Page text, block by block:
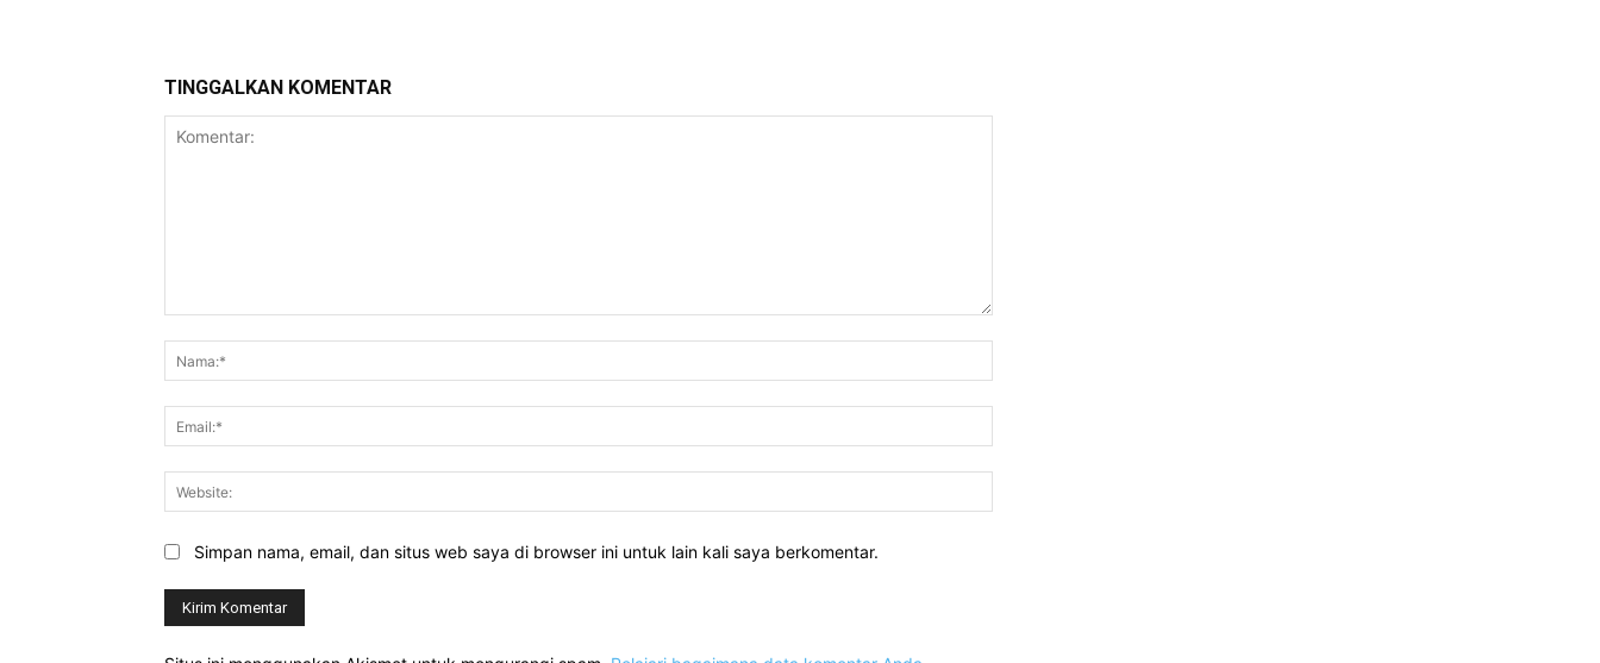
TINGGALKAN KOMENTAR
Simpan nama, email, dan situs web saya di browser ini untuk lain kali saya berkomentar.